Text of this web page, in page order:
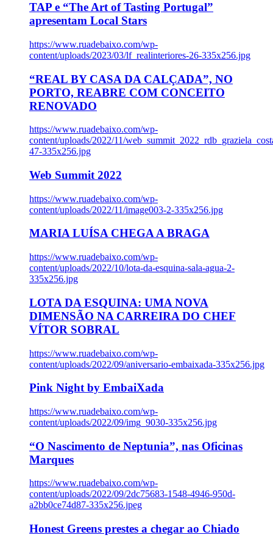
TAP e “The Art of Tasting Portugal”
apresentam Local Stars
https://www.ruadebaixo.com/wp-
content/uploads/2023/03/lf_realinteriores-26-335x256.jpg
“REAL BY CASA DA CALÇADA”, NO
PORTO, REABRE COM CONCEITO
RENOVADO
https://www.ruadebaixo.com/wp-
content/uploads/2022/11/
47-335x256.jpg
Web Summit 2022
https://www.ruadebaixo.com/wp-
content/uploads/2022/11/image003-2-335x256.jpg
MARIA LUÍSA CHEGA A BRAGA
https://www.ruadebaixo.com/wp-
content/uploads/2022/10/lota-da-esquina-sala-agua-2-
335x256.jpg
LOTA DA ESQUINA: UMA NOVA
DIMENSÃO NA CARREIRA DO CHEF
VÍTOR SOBRAL
https://www.ruadebaixo.com/wp-
content/uploads/2022/09/aniversario-embaixada-335x256.jpg
Pink Night by EmbaiXada
https://www.ruadebaixo.com/wp-
content/uploads/2022/09/img_9030-335x256.jpg
“O Nascimento de Neptunia”, nas Oficinas
Marques
https://www.ruadebaixo.com/wp-
content/uploads/2022/09/2dc75683-1548-4946-950d-
a2bb0ce74d87-335x256.jpeg
Honest Greens prestes a chegar ao Chiado